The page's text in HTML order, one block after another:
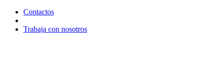
Contactos
Trabaja con nosotros